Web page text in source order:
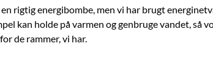
rigtig energibombe, men vi har brugt
kan holde på varmen og genbruge vandet, så
de rammer, vi har.